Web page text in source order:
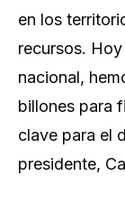
en los
recursos.
nacional,
billones para
clave para el
presidente,